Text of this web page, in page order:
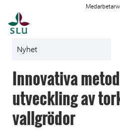
Nyhet
Innovativa
utveckling av
vallgrödor